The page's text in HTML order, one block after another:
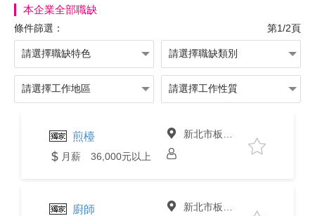
本企業全部職缺
條件篩選： 第1/2頁
煎檯
月薪 36,000元以上
新北市板橋區
廚師 新北市板橋區